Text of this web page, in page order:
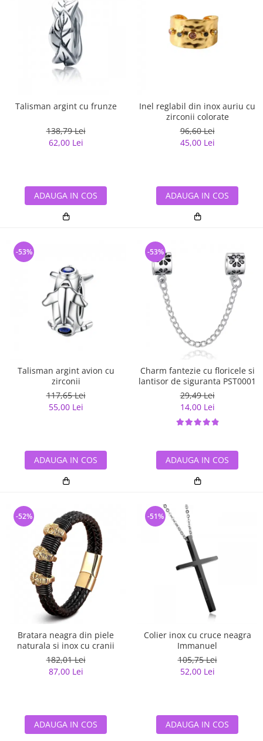
Talisman argint cu frunze
138,79 Lei
62,00 Lei
ADAUGA IN COS
Inel reglabil din inox auriu cu
zirconii colorate
96,60 Lei
45,00 Lei
ADAUGA IN COS
Talisman argint avion cu
zirconii
117,65 Lei
55,00 Lei
-53%
ADAUGA IN COS
Charm fantezie cu floricele si
lantisor de siguranta PST0001
29,49 Lei
14,00 Lei
-53%
ADAUGA IN COS
Bratara neagra din piele
naturala si inox cu cranii
182,01 Lei
87,00 Lei
-52%
ADAUGA IN COS
Colier inox cu cruce neagra
Immanuel
105,75 Lei
52,00 Lei
-51%
ADAUGA IN COS